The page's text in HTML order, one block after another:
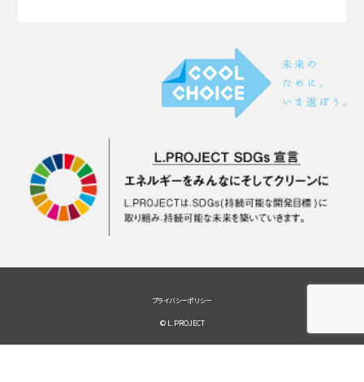
プライバシーポリシー
© L.PROJECT